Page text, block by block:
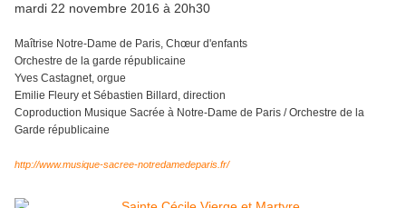
mardi 22 novembre 2016 à 20h30
Maîtrise Notre-Dame de Paris, Chœur d'enfants
Orchestre de la garde républicaine
Yves Castagnet, orgue
Emilie Fleury et Sébastien Billard, direction
Coproduction Musique Sacrée à Notre-Dame de Paris / Orchestre de la
Garde républicaine
http://www.musique-sacree-notredamedeparis.fr/